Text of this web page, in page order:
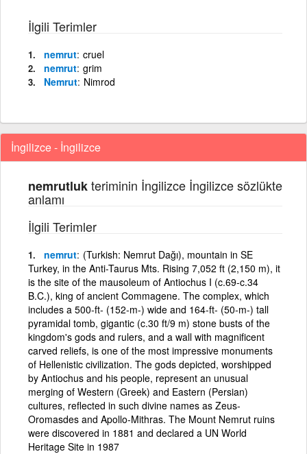
İlgili Terimler
nemrut cruel
nemrut grim
Nemrut Nimrod
İngilizce - İngilizce
nemrutlukteriminin İngilizce İngilizce sözlükte
anlamı
İlgili Terimler
nemrut (Turkish: Nemrut Dağı), mountain in SE
Turkey, in the Anti-Taurus Mts. Rising 7,052 ft (2,150 m), it
is the site of the mausoleum of Antiochus I (c.69-c.34
B.C.), king of ancient Commagene. The complex, which
includes a 500-ft- (152-m-) wide and 164-ft- (50-m-) tall
pyramidal tomb, gigantic (c.30 ft/9 m) stone busts of the
kingdom's gods and rulers, and a wall with magnificent
carved reliefs, is one of the most impressive monuments
of Hellenistic civilization. The gods depicted, worshipped
by Antiochus and his people, represent an unusual
merging of Western (Greek) and Eastern (Persian)
cultures, reflected in such divine names as Zeus-
Oromasdes and Apollo-Mithras. The Mount Nemrut ruins
were discovered in 1881 and declared a UN World
Heritage Site in 1987